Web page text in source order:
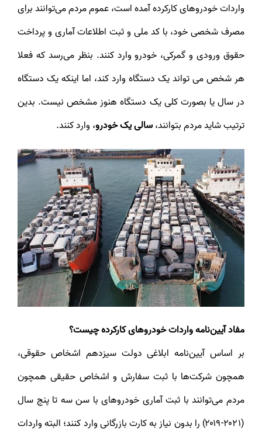
واردات خودروهای کارکرده آمده است، عموم مردم می‌توانند برای
مصرف شخصی خود، با کد ملی و ثبت اطلاعات آماری و پرداخت
حقوق ورودی و گمرکی، خودرو وارد کنند. بنظر می‌رسد که فعلا
هر شخص می تواند یک دستگاه وارد کند، اما اینکه یک دستگاه
در سال یا بصورت کلی یک دستگاه هنوز مشخص نیست. بدین
ترتیب شاید مردم بتوانند،سالی یک خودرو، وارد کنند.
مفاد آیین‌نامه واردات خودروهای کارکرده چیست؟
بر اساس آیین‌نامه ابلاغی دولت سیزدهم اشخاص حقوقی،
همچون شرکت‌ها با ثبت سفارش و اشخاص حقیقی همچون
مردم می‌توانند با ثبت آماری خودروهای با سن سه تا پنج سال
(۲۰۲۱-۲۰۱۹) را بدون نیاز به کارت بازرگانی وارد کنند؛ البته واردات